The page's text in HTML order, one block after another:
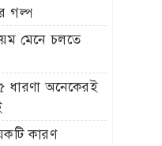
গল্প
মেনে চলতে
ধারণা অনেকেরই
কারণ